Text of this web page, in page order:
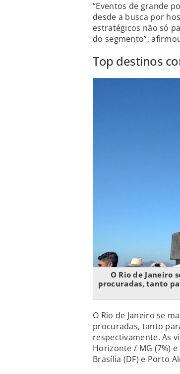
“Eventos de grande
desde a busca por
estratégicos não só
do segmento”,
Top destinos
O Rio de Janeiro
procuradas, tanto
O Rio de Janeiro se
procuradas, tanto
respectivamente. As
Horizonte / MG (7%) e
Brasília (DF) e Porto